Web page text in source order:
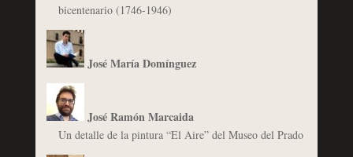
bicentenario (1746-1946)
José María Domínguez
José Ramón Marcaida
Un detalle de la pintura “El Aire” del Museo del Prado